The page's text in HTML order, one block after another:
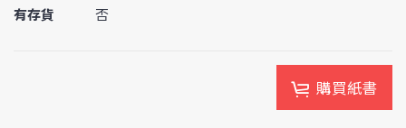
有存貨
否
購買紙書